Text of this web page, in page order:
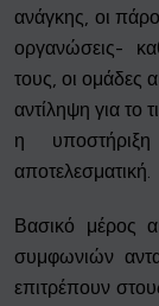
ανάγκης, οι
οργανώσεις-
τους, οι ομάδες
αντίληψη για το
η
αποτελεσματική.
Βασικό μέρος
συμφωνιών
επιτρέπουν